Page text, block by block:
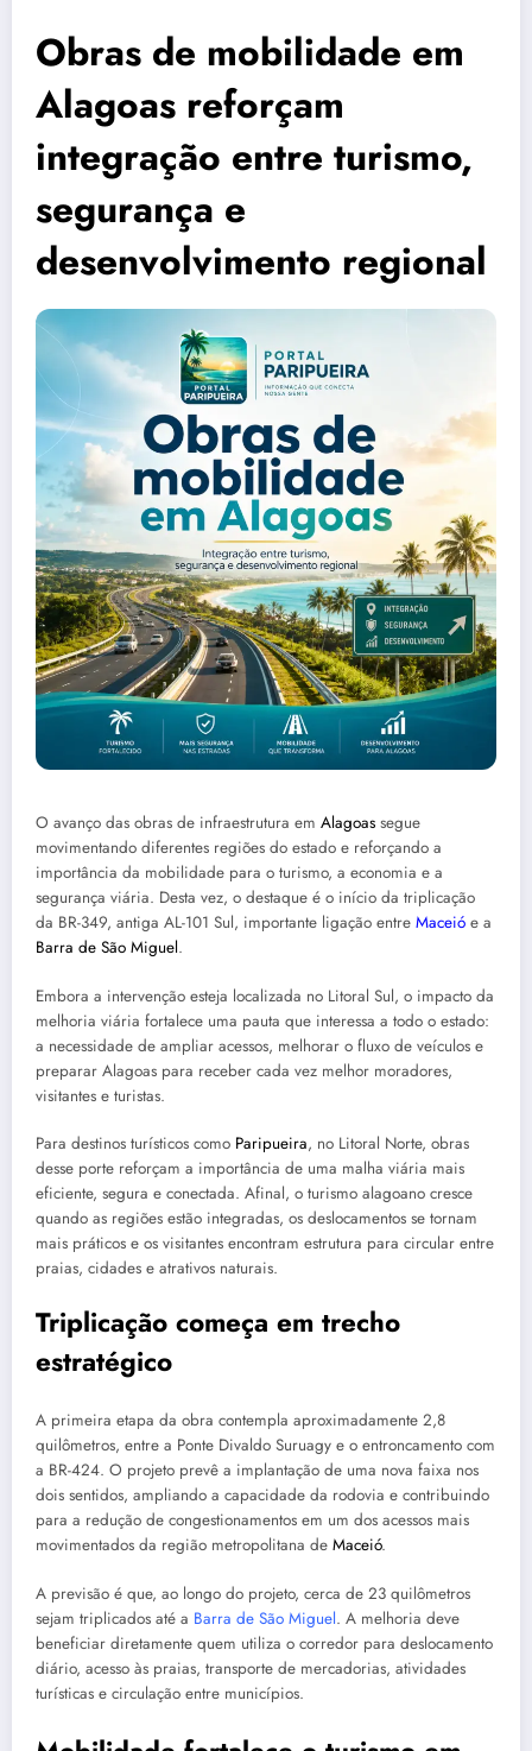
Obras de mobilidade em
Alagoas reforçam
integração entre turismo,
segurança e
desenvolvimento regional
O avanço das obras de infraestrutura em Alagoas segue
movimentando diferentes regiões do estado e reforçando a
importância da mobilidade para o turismo, a economia e a
segurança viária. Desta vez, o destaque é o início da triplicação
da BR-349, antiga AL-101 Sul, importante ligação entre Maceió e a
Barra de São Miguel.
Embora a intervenção esteja localizada no Litoral Sul, o impacto da
melhoria viária fortalece uma pauta que interessa a todo o estado:
a necessidade de ampliar acessos, melhorar o fluxo de veículos e
preparar Alagoas para receber cada vez melhor moradores,
visitantes e turistas.
Para destinos turísticos como Paripueira, no Litoral Norte, obras
desse porte reforçam a importância de uma malha viária mais
eficiente, segura e conectada. Afinal, o turismo alagoano cresce
quando as regiões estão integradas, os deslocamentos se tornam
mais práticos e os visitantes encontram estrutura para circular entre
praias, cidades e atrativos naturais.
Triplicação começa em trecho
estratégico
A primeira etapa da obra contempla aproximadamente 2,8
quilômetros, entre a Ponte Divaldo Suruagy e o entroncamento com
a BR-424. O projeto prevê a implantação de uma nova faixa nos
dois sentidos, ampliando a capacidade da rodovia e contribuindo
para a redução de congestionamentos em um dos acessos mais
movimentados da região metropolitana de Maceió.
A previsão é que, ao longo do projeto, cerca de 23 quilômetros
sejam triplicados até a Barra de São Miguel. A melhoria deve
beneficiar diretamente quem utiliza o corredor para deslocamento
diário, acesso às praias, transporte de mercadorias, atividades
turísticas e circulação entre municípios.